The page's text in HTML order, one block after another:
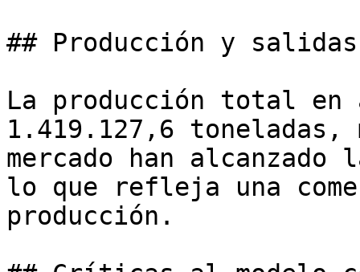
## Producción y salidas
La producción total en
1.419.127,6
mercado han
lo que refleja una
producción.